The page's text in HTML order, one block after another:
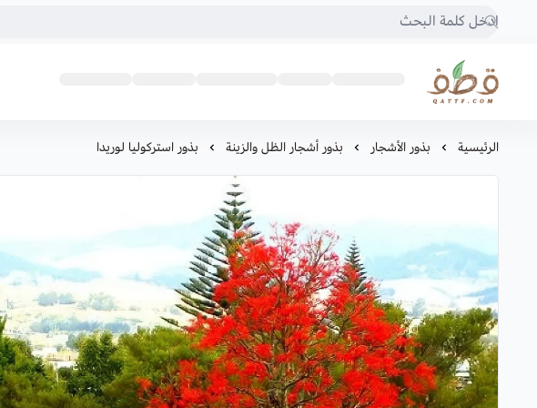
متجر قطف للبذور
الرئيسية بذور الأشجار بذور أشجار الظل والزينة بذور استركوليا لوريدا